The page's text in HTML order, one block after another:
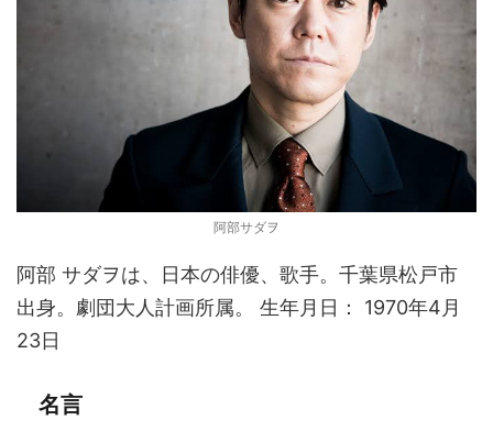
阿部サダヲ
阿部 サダヲは、日本の俳優、歌手。千葉県松戸市
出身。劇団大人計画所属。 生年月日： 1970年4月
23日
名言